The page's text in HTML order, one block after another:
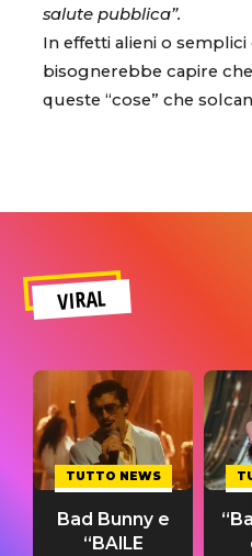
salute pubblica”.
In effetti alieni o
bisognerebbe capire
queste “cose” che
VIRAL
TUTTO NEWS
Bad Bunny e
“BAILE